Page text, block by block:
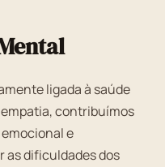
ligada à saúde
contribuímos
e
as dificuldades dos